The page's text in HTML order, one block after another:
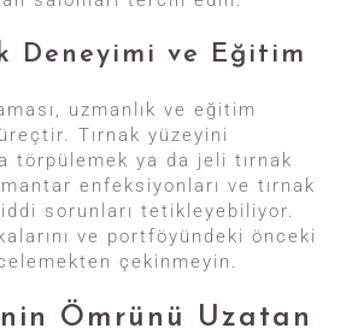
Deneyimi ve Eğitim
uzmanlık ve eğitim
Tırnak yüzeyini
törpülemek ya da jeli tırnak
enfeksiyonları ve tırnak
sorunları tetikleyebiliyor.
ve portföyündeki önceki
çekinmeyin.
Ömrünü Uzatan